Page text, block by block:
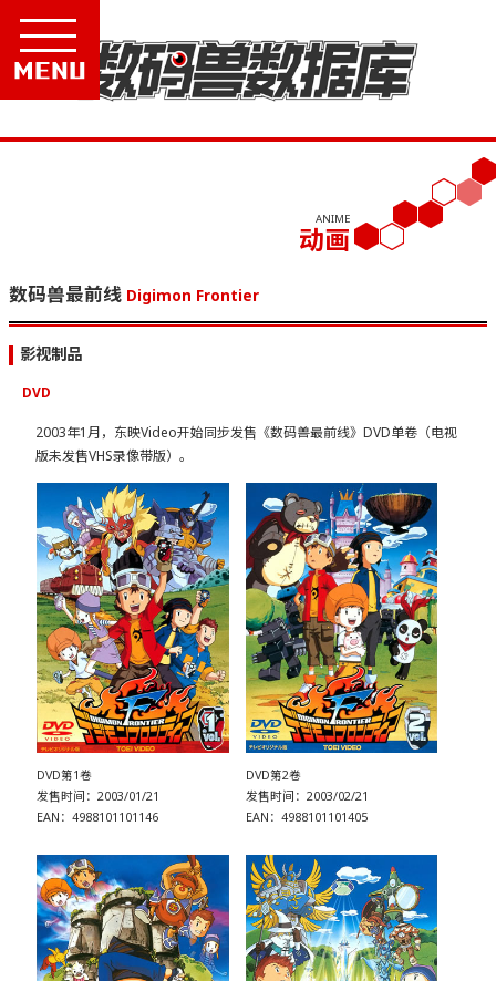
ANIME
动画
数码兽最前线 Digimon Frontier
影视制品
DVD
2003年1月，东映Video开始同步发售《数码兽最前线》DVD单卷（电视
版未发售VHS录像带版）。
DVD第1卷
发售时间：2003/01/21
EAN：4988101101146
DVD第2卷
发售时间：2003/02/21
EAN：4988101101405